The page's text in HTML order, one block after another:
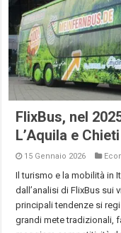
FlixBus, nel
L’Aquila e Chieti
15 Gennaio 2026
Il turismo e la mobilità in
dall’analisi di FlixBus sui
principali tendenze si
grandi mete tradizionali,